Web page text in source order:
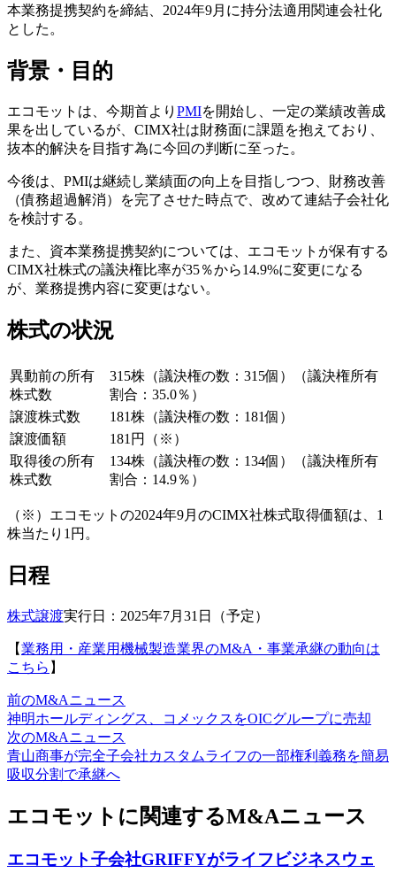
本業務提携契約を締結、2024年9月に持分法適用関連会社化
とした。
背景・目的
エコモットは、今期首より PMIを開始し、一定の業績改善成
果を出しているが、CIMX社は財務面に課題を抱えており、
抜本的解決を目指す為に今回の判断に至った。
今後は、PMIは継続し業績面の向上を目指しつつ、財務改善
（債務超過解消）を完了させた時点で、改めて連結子会社化
を検討する。
また、資本業務提携契約については、エコモットが保有する
CIMX社株式の議決権比率が35％から14.9%に変更になる
が、業務提携内容に変更はない。
株式の状況
異動前の所有
株式数
315株（議決権の数：315個）（議決権所有
割合：35.0％）
譲渡株式数
181株（議決権の数：181個）
譲渡価額
181円（※）
取得後の所有
株式数
134株（議決権の数：134個）（議決権所有
割合：14.9％）
（※）エコモットの2024年9月のCIMX社株式取得価額は、1
株当たり1円。
日程
株式譲渡実行日：2025年7月31日（予定）
【業務用・産業用機械製造業界のM&A・事業承継の動向は
こちら 】
前のM&Aニュース
神明ホールディングス、コメックスをOICグループに売却
次のM&Aニュース
青山商事が完全子会社カスタムライフの一部権利義務を簡易
吸収分割で承継へ
エコモットに関連するM&Aニュース
エコモット子会社GRIFFYがライフビジネスウェ